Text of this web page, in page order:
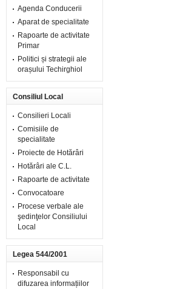
Agenda Conducerii
Aparat de specialitate
Rapoarte de activitate
Primar
Politici și strategii ale
orașului Techirghiol
Consiliul Local
Consilieri Locali
Comisiile de
specialitate
Proiecte de Hotărâri
Hotărâri ale C.L.
Rapoarte de activitate
Convocatoare
Procese verbale ale
şedinţelor Consiliului
Local
Legea 544/2001
Responsabil cu
difuzarea informațiilor